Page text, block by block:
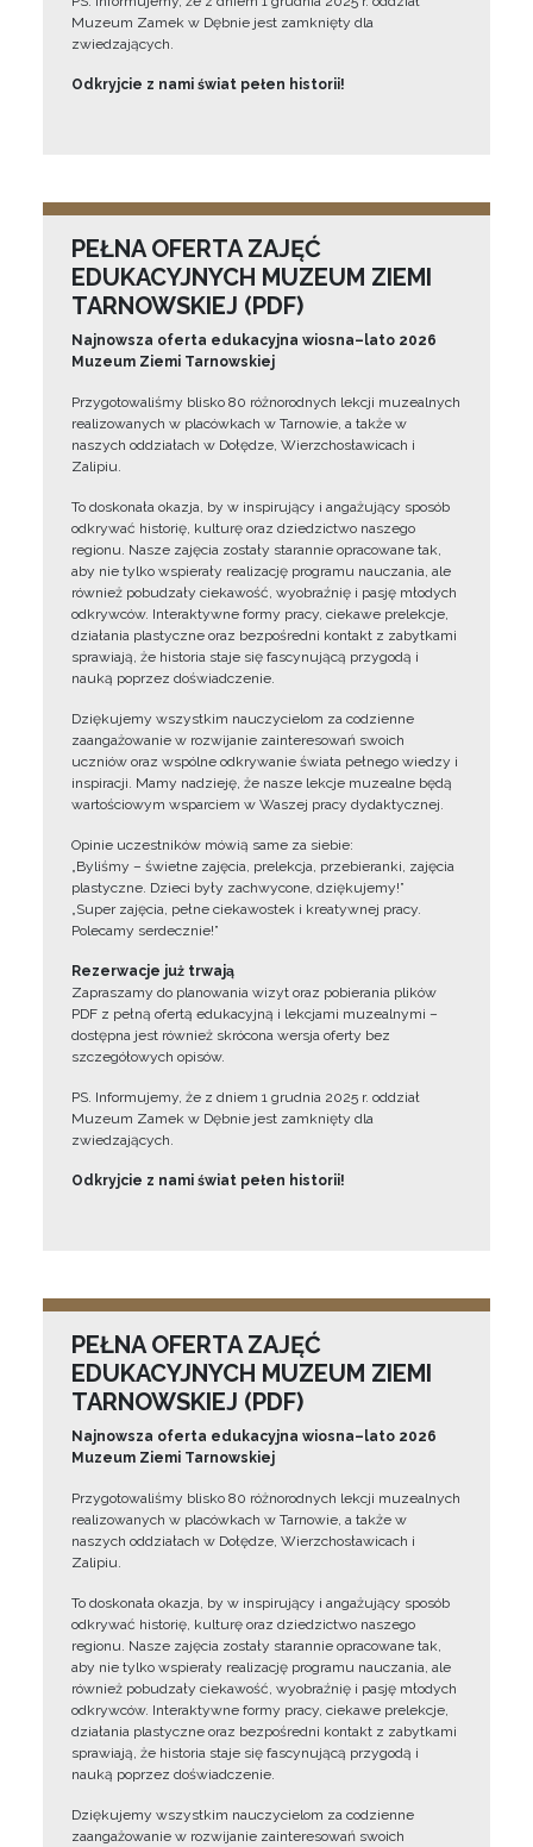
Muzeum Zamek w Dębnie jest zamknięty dla
zwiedzających.
Odkryjcie z nami świat pełen historii!
PEŁNA OFERTA ZAJĘĆ
EDUKACYJNYCH MUZEUM ZIEMI
TARNOWSKIEJ (PDF)
Najnowsza oferta edukacyjna wiosna–lato 2026
Muzeum Ziemi Tarnowskiej
Przygotowaliśmy blisko 80 różnorodnych lekcji muzealnych
realizowanych w placówkach w Tarnowie, a także w
naszych oddziałach w Dołędze, Wierzchosławicach i
Zalipiu.
To doskonała okazja, by w inspirujący i angażujący sposób
odkrywać historię, kulturę oraz dziedzictwo naszego
regionu. Nasze zajęcia zostały starannie opracowane tak,
aby nie tylko wspierały realizację programu nauczania, ale
również pobudzały ciekawość, wyobraźnię i pasję młodych
odkrywców. Interaktywne formy pracy, ciekawe prelekcje,
działania plastyczne oraz bezpośredni kontakt z zabytkami
sprawiają, że historia staje się fascynującą przygodą i
nauką poprzez doświadczenie.
Dziękujemy wszystkim nauczycielom za codzienne
zaangażowanie w rozwijanie zainteresowań swoich
uczniów oraz wspólne odkrywanie świata pełnego wiedzy i
inspiracji. Mamy nadzieję, że nasze lekcje muzealne będą
wartościowym wsparciem w Waszej pracy dydaktycznej.
Opinie uczestników mówią same za siebie:
„Byliśmy – świetne zajęcia, prelekcja, przebieranki, zajęcia
plastyczne. Dzieci były zachwycone, dziękujemy!”
„Super zajęcia, pełne ciekawostek i kreatywnej pracy.
Polecamy serdecznie!”
Rezerwacje już trwają
Zapraszamy do planowania wizyt oraz pobierania plików
PDF z pełną ofertą edukacyjną i lekcjami muzealnymi –
dostępna jest również skrócona wersja oferty bez
szczegółowych opisów.
PS. Informujemy, że z dniem 1 grudnia 2025 r. oddział
Muzeum Zamek w Dębnie jest zamknięty dla
zwiedzających.
Odkryjcie z nami świat pełen historii!
PEŁNA OFERTA ZAJĘĆ
EDUKACYJNYCH MUZEUM ZIEMI
TARNOWSKIEJ (PDF)
Najnowsza oferta edukacyjna wiosna–lato 2026
Muzeum Ziemi Tarnowskiej
Przygotowaliśmy blisko 80 różnorodnych lekcji muzealnych
realizowanych w placówkach w Tarnowie, a także w
naszych oddziałach w Dołędze, Wierzchosławicach i
Zalipiu.
To doskonała okazja, by w inspirujący i angażujący sposób
odkrywać historię, kulturę oraz dziedzictwo naszego
regionu. Nasze zajęcia zostały starannie opracowane tak,
aby nie tylko wspierały realizację programu nauczania, ale
również pobudzały ciekawość, wyobraźnię i pasję młodych
odkrywców. Interaktywne formy pracy, ciekawe prelekcje,
działania plastyczne oraz bezpośredni kontakt z zabytkami
sprawiają, że historia staje się fascynującą przygodą i
nauką poprzez doświadczenie.
Dziękujemy wszystkim nauczycielom za codzienne
zaangażowanie w rozwijanie zainteresowań swoich